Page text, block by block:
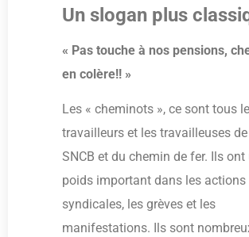
Un slogan plus
« Pas touche à nos pensions,
en colère!! »
Les « cheminots », ce sont tous
travailleurs et les travailleuses
SNCB et du chemin de fer. Ils ont
poids important dans les actions
syndicales, les grèves et les
manifestations. Ils sont